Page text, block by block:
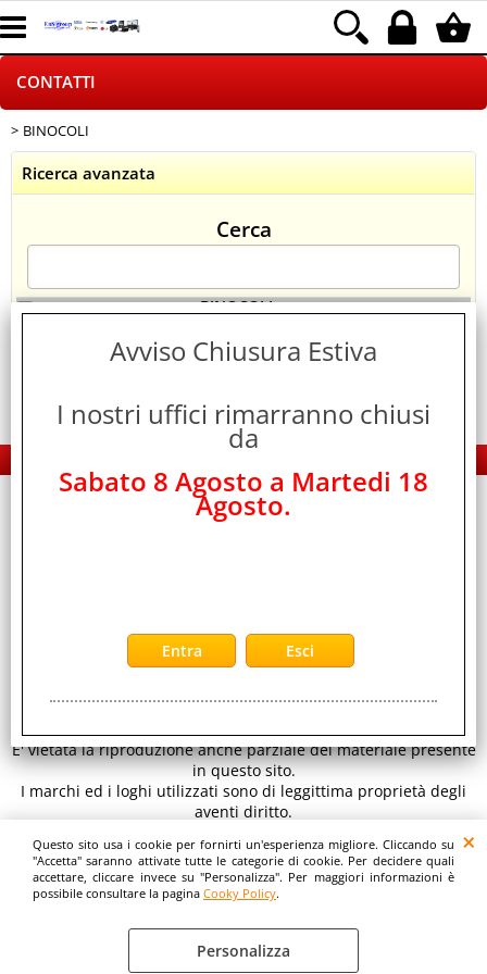
Questo sito usa i cookie per fornirti un'esperienza migliore. Cliccando su
"Accetta" saranno attivate tutte le categorie di cookie. Per decidere quali
accettare, cliccare invece su "Personalizza". Per maggiori informazioni è
possibile consultare la pagina Cooky Policy.
Personalizza
HOME PAGE
CHI SIAMO
LOGISTICA
NEGOZI ON LINE
DROPSHIPPING
SINCRONIZZATI CON NOI
SPEDIZIONI
CONTATTI
BINOCOLI
Ricerca avanzata
Cerca
Categoria: CONTATTI> BINOCOLI
Distributore Ingrosso Telefonia Cellulare ed Elettronica
di Consumo
www.eds-group.it www.edsgroup.it
E' vietata la riproduzione anche parziale del materiale presente
in questo sito.
I marchi ed i loghi utilizzati sono di leggittima proprietà degli
aventi diritto.
scopo illustrativo fanno fede i dettagli sul sito del costruttore.
Cooky Policy Preferenze cookie
Avviso Chiusura Estiva
I nostri uffici rimarranno chiusi
da
Sabato 8 Agosto a Martedi 18
Agosto.